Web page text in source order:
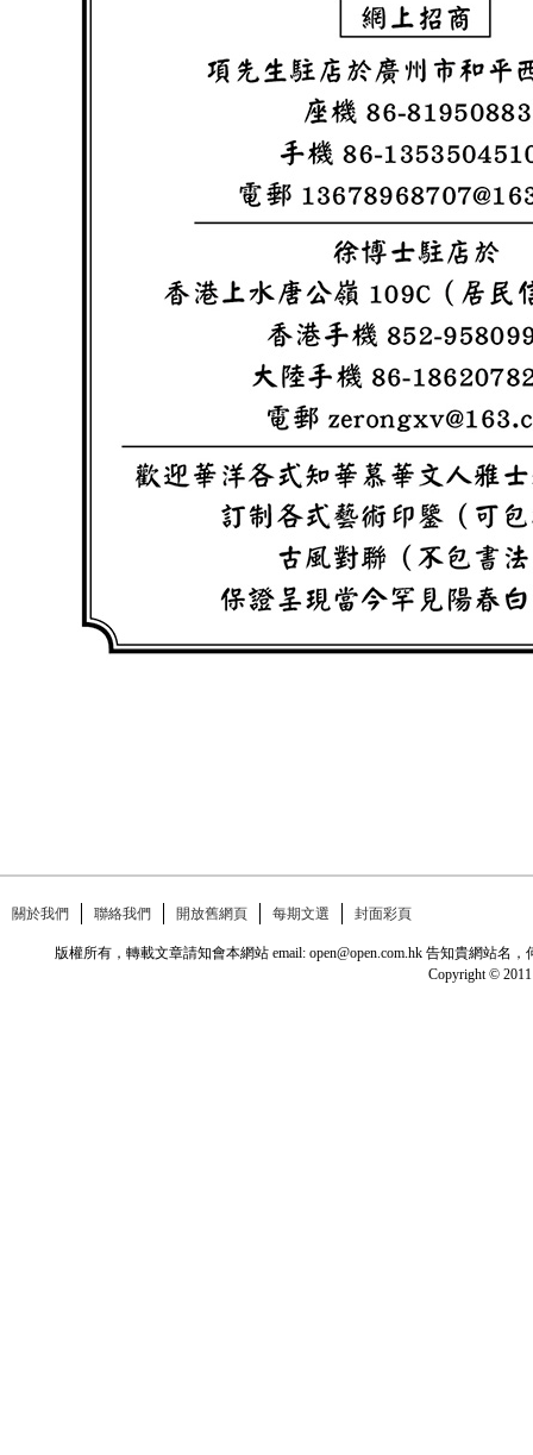
關於我們 聯絡我們 開放舊網頁 每期文選 封面彩頁
版權所有，轉載文章請知會本網站 email: open@open.com.hk 告知貴網站
Copyright © 2011